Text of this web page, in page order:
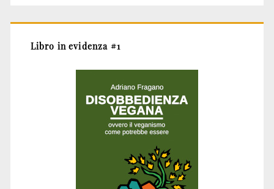
Libro in evidenza #1